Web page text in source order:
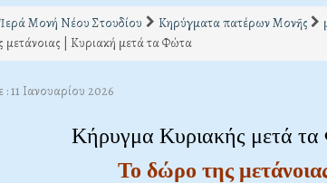
Ἱερά Μονή Νέου Στουδίου Κηρύγματα πατέρων Μονῆς
μετάνοιας | Κυριακή μετά τα Φώτα
: 11 Ιανουαρίου 2026
Kήρυγμα Κυριακής μετά
Το δώρο της